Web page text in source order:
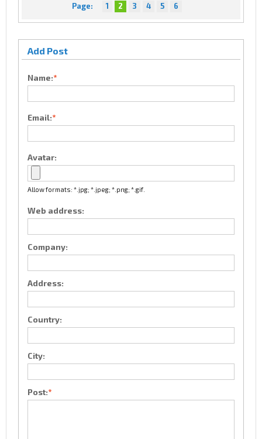
Page: 1 2 3 4 5 6
Add Post
Name:*
Email:*
Avatar:
Allow formats: *.jpg; *.jpeg; *.png; *.gif.
Web address:
Company:
Address:
Country:
City:
Post:*